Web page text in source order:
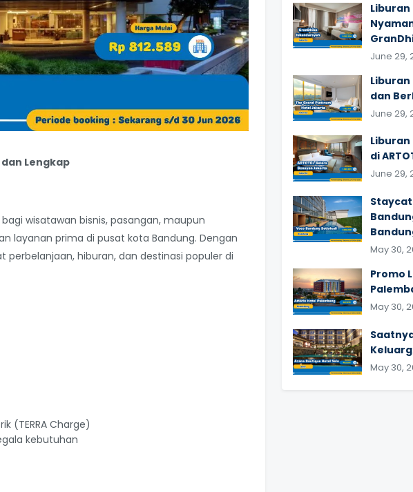
Lengkap
wisatawan bisnis, pasangan, maupun
layanan prima di pusat kota Bandung. Dengan
hiburan, dan destinasi populer di
(TERRA Charge)
kebutuhan
Liburan
June 29,
Liburan
dan
June 29,
Liburan
di
June 29,
May 30,
Promo
May 30,
May 30,